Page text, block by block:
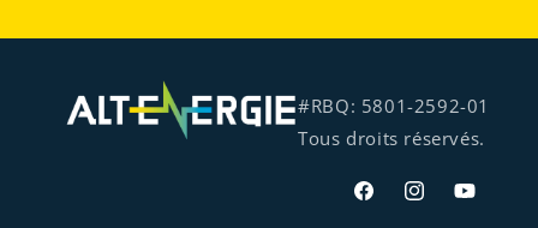
#RBQ: 5801-2592-01
Tous droits réservés.
FacebookInstagramYouTube